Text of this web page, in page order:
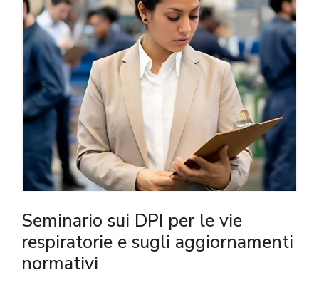
Seminario sui DPI per le vie
respiratorie e sugli aggiornamenti
normativi